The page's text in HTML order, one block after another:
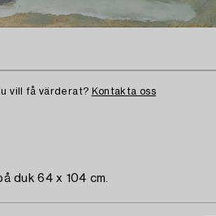
vill få värderat? Kontakta oss
duk 64 x 104 cm.